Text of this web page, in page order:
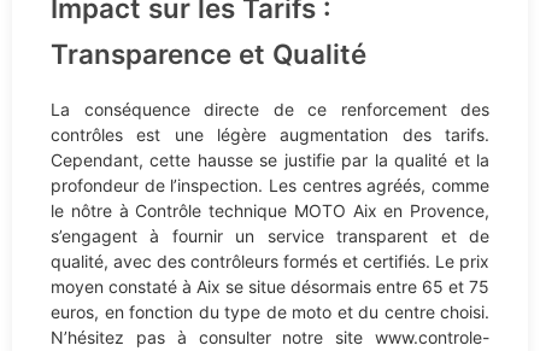
Impact sur les Tarifs :
Transparence et Qualité
La conséquence directe de ce renforcement des
contrôles est une légère augmentation des tarifs.
Cependant, cette hausse se justifie par la qualité et la
profondeur de l’inspection. Les centres agréés, comme
le nôtre à Contrôle technique MOTO Aix en Provence,
s’engagent à fournir un service transparent et de
qualité, avec des contrôleurs formés et certifiés. Le prix
moyen constaté à Aix se situe désormais entre 65 et 75
euros, en fonction du type de moto et du centre choisi.
N’hésitez pas à consulter notre site www.controle-